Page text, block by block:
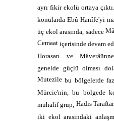
ayrı fikir ekolü ortaya
konularda Ebû Hanîfe'yi
üç ekol arasında, sadece
Cemaat içerisinde devam
Horasan ve
genelde güçlü olması
Mutezile bu bölgelerde
Mürcie'nin, bu bölgede
muhalif grup, Hadis
iki ekol arasındaki